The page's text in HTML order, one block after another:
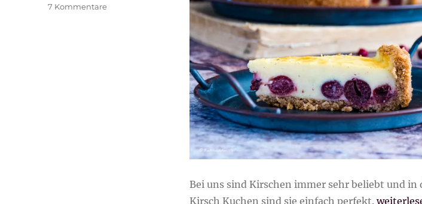
Bei uns sind Kirschen immer sehr beliebt und
Kirsch Kuchen sind sie einfach perfekt.
7 Kommentarezu